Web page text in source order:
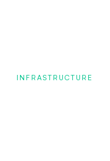
INFRASTRUCTURE